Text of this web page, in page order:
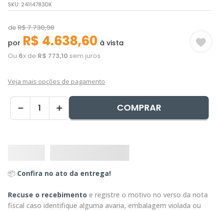
SKU: 24114783DX
deR$7.730,98
por R$ 4.638,60 à vista
Ou 6x de R$ 773,10 sem juros
Veja mais opções de pagamento
＋
－ COMPRAR
📦 Confira no ato da entrega!
Recuse o recebimento e registre o motivo no verso da nota
fiscal caso identifique alguma avaria, embalagem violada ou